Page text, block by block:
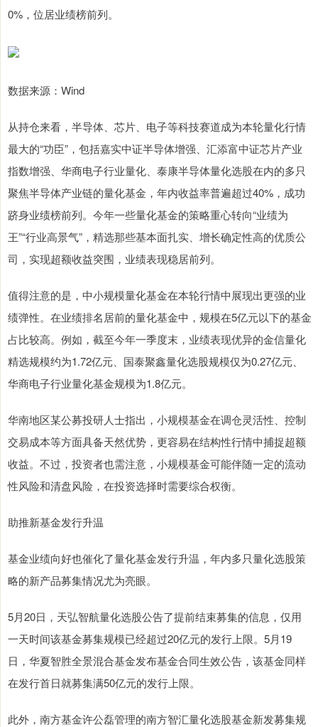
0%，位居业绩榜前列。
数据来源：Wind
从持仓来看，半导体、芯片、电子等科技赛道成为本轮量化行情
最大的“功臣”，包括嘉实中证半导体增强、汇添富中证芯片产业
指数增强、华商电子行业量化、泰康半导体量化选股在内的多只
聚焦半导体产业链的量化基金，年内收益率普遍超过40%，成功
跻身业绩榜前列。今年一些量化基金的策略重心转向“业绩为
王”“行业高景气”，精选那些基本面扎实、增长确定性高的优质公
司，实现超额收益突围，业绩表现稳居前列。
值得注意的是，中小规模量化基金在本轮行情中展现出更强的业
绩弹性。在业绩排名居前的量化基金中，规模在5亿元以下的基金
占比较高。例如，截至今年一季度末，业绩表现优异的金信量化
精选规模约为1.72亿元、国泰聚鑫量化选股规模仅为0.27亿元、
华商电子行业量化基金规模为1.8亿元。
华南地区某公募投研人士指出，小规模基金在调仓灵活性、控制
交易成本等方面具备天然优势，更容易在结构性行情中捕捉超额
收益。不过，投资者也需注意，小规模基金可能伴随一定的流动
性风险和清盘风险，在投资选择时需要综合权衡。
助推新基金发行升温
基金业绩向好也催化了量化基金发行升温，年内多只量化选股策
略的新产品募集情况尤为亮眼。
5月20日，天弘智航量化选股公告了提前结束募集的信息，仅用
一天时间该基金募集规模已经超过20亿元的发行上限。5月19
日，华夏智胜全景混合基金发布基金合同生效公告，该基金同样
在发行首日就募集满50亿元的发行上限。
此外，南方基金许公磊管理的南方智汇量化选股基金新发募集规